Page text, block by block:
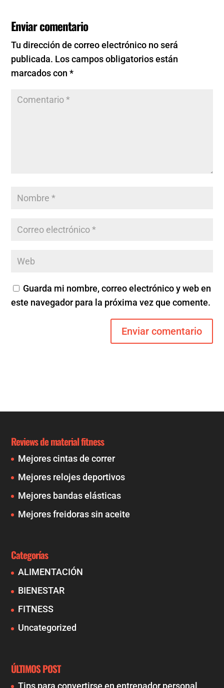
Enviar comentario
Tu dirección de correo electrónico no será
publicada. Los campos obligatorios están
marcados con*
Guarda mi nombre, correo electrónico y web en
este navegador para la próxima vez que comente.
Reviews de material fitness
Mejores cintas de correr
Mejores relojes deportivos
Mejores bandas elásticas
Mejores freidoras sin aceite
Categorías
ALIMENTACIÓN
BIENESTAR
FITNESS
Uncategorized
ÚLTIMOS POST
Tips para convertirse en entrenador personal